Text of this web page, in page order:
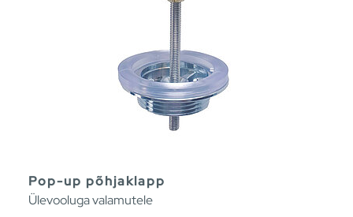
Pop-up põhjaklapp
Ülevooluga valamutele